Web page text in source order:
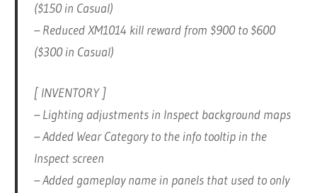
($150 in Casual)
– Reduced XM1014 kill reward from $900 to $600
($300 in Casual)
[ INVENTORY ]
– Lighting adjustments in Inspect background maps
– Added Wear Category to the info tooltip in the
Inspect screen
– Added gameplay name in panels that used to only